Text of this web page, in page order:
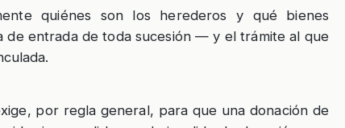
quiénes son los herederos y qué bienes
de entrada de toda sucesión — y el trámite al que
por regla general, para que una donación de